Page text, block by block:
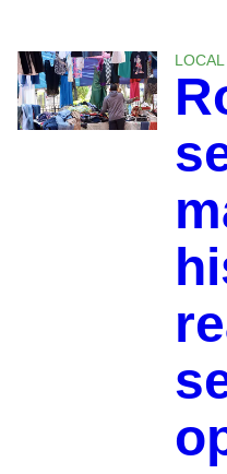
LOCAL